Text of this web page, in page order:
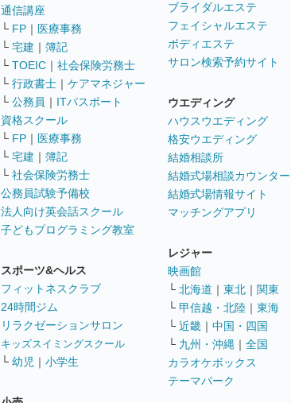
通信講座
└ FP ｜ 医療事務
└ 宅建 ｜ 簿記
└ TOEIC ｜ 社会保険労務士
└ 行政書士 ｜ ケアマネジャー
└ 公務員 ｜ ITパスポート
資格スクール
└ FP ｜ 医療事務
└ 宅建 ｜ 簿記
└ 社会保険労務士
公務員試験予備校
法人向け英会話スクール
子どもプログラミング教室
スポーツ&ヘルス
フィットネスクラブ
24時間ジム
リラクゼーションサロン
キッズスイミングスクール
└ 幼児 ｜ 小学生
ブライダルエステ
フェイシャルエステ
ボディエステ
サロン検索予約サイト
ウエディング
ハウスウエディング
格安ウエディング
結婚相談所
結婚式場相談カウンター
結婚式場情報サイト
マッチングアプリ
レジャー
映画館
└ 北海道 ｜ 東北 ｜ 関東
└ 甲信越・北陸 ｜ 東海
└ 近畿 ｜ 中国・四国
└ 九州・沖縄 ｜ 全国
カラオケボックス
テーマパーク